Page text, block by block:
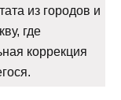
из городов и
где
коррекция